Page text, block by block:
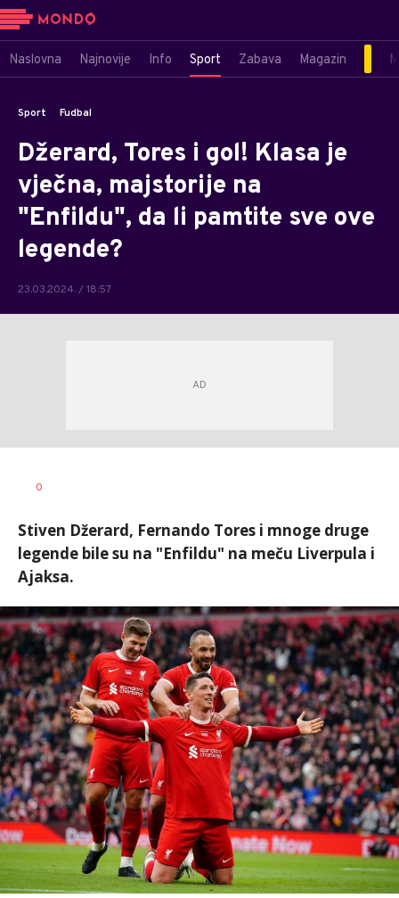
Naslovna Najnovije Info Sport Zabava Magazin
Sport Fudbal
Džerard, Tores i gol! Klasa je
vječna, majstorije na
"Enfildu", da li pamtite sve ove
legende?
23.03.2024. / 18:57
0
Stiven Džerard, Fernando Tores i mnoge druge
legende bile su na "Enfildu" na meču Liverpula i
Ajaksa.